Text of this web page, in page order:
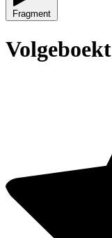
Fragment
Volgeboekt